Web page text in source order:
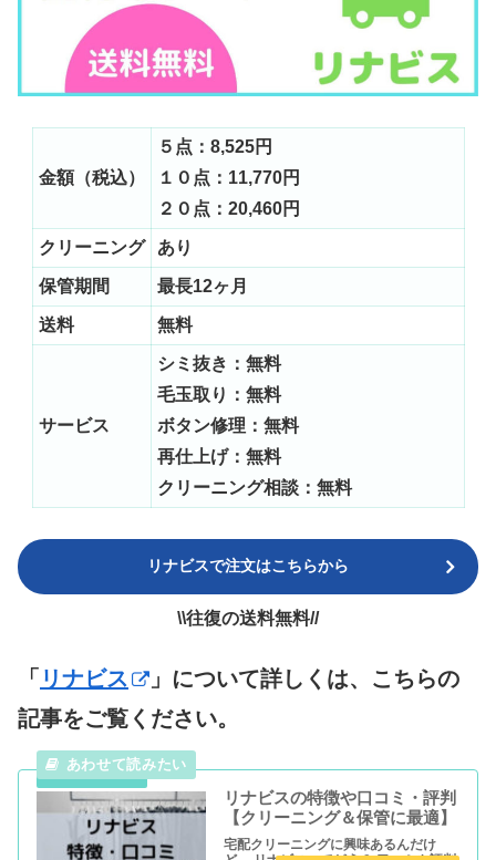
金額（税込）
５点：8,525円
１０点：11,770円
２０点：20,460円
クリーニング あり
保管期間 最長12ヶ月
送料 無料
サービス
シミ抜き：無料
毛玉取り：無料
ボタン修理：無料
再仕上げ：無料
クリーニング相談：無料
リナビスで注文はこちらから
\\往復の送料無料//
「 リナビス
」について詳しくは、こちらの
記事をご覧ください。
リナビスの特徴や口コミ・評判
【クリーニング＆保管に最適】
宅配クリーニングに興味あるんだけ